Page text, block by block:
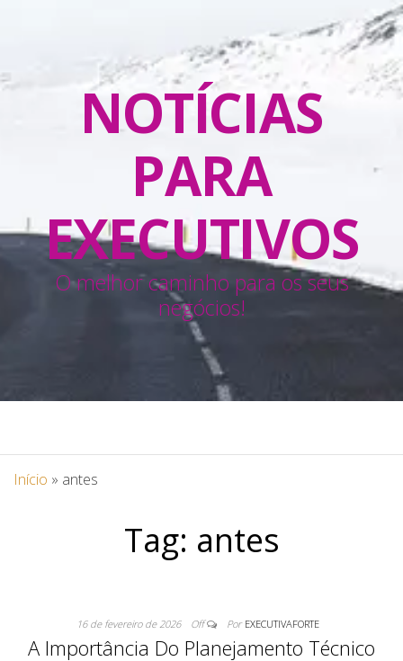
NOTÍCIAS
PARA
EXECUTIVOS
O melhor caminho para os seus
negócios!
Início » antes
Tag: antes
16 de fevereiro de 2026 Off Por EXECUTIVAFORTE
A Importância Do Planejamento Técnico